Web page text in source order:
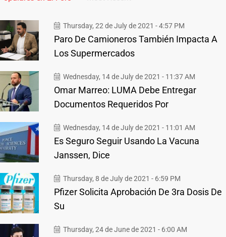
Thursday, 22 de July de 2021 - 4:57 PM
Paro De Camioneros También Impacta A
Los Supermercados
Wednesday, 14 de July de 2021 - 11:37 AM
Omar Marreo: LUMA Debe Entregar
Documentos Requeridos Por
Wednesday, 14 de July de 2021 - 11:01 AM
Es Seguro Seguir Usando La Vacuna
Janssen, Dice
Thursday, 8 de July de 2021 - 6:59 PM
Pfizer Solicita Aprobación De 3ra Dosis De
Su
Thursday, 24 de June de 2021 - 6:00 AM